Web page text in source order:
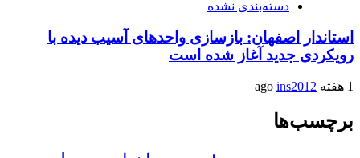
دسته‌بندی نشده
استاندار اصفهان: بازسازی واحدهای آسیب دیده با
رویکردی جدید آغاز شده است
1 هفته ago ins2012
برچسب‌ها